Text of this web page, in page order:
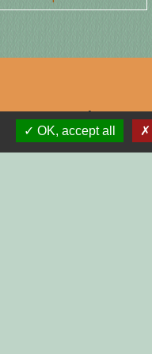
OK, accept all